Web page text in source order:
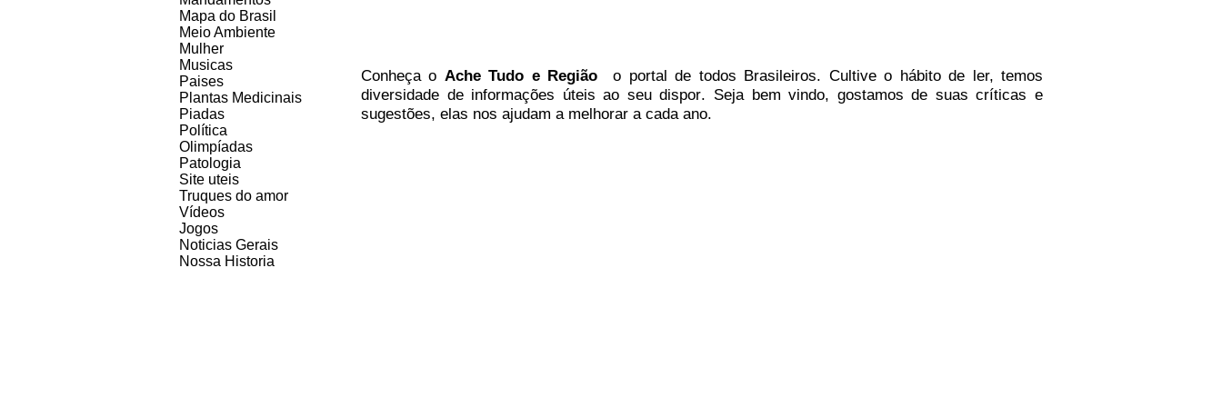
Mapa do Brasil
Meio Ambiente
Mulher
Musicas
Paises
Plantas Medicinais
Piadas
Política
Olimpíadas
Patologia
Site uteis
Truques do amor
Vídeos
Jogos
Noticias Gerais
Nossa Historia
Conheçao Ache Tudo e Região o portalde todos Brasileiros. Cultive o hábito de ler, temos
diversidade de informações úteis ao seu dispor. Seja bem vindo, gostamos de suas críticas e
sugestões, elas nos ajudam a melhorar a cada ano.